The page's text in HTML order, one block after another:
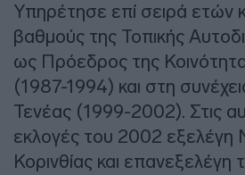
Υπηρέτησε επί σειρά ετών
βαθμούς της Τοπικής
ως Πρόεδρος της
(1987-1994) και στη
Τενέας (1999-2002). Στις
εκλογές του 2002 εξελέγη
Κορινθίας και επανεξελέγη